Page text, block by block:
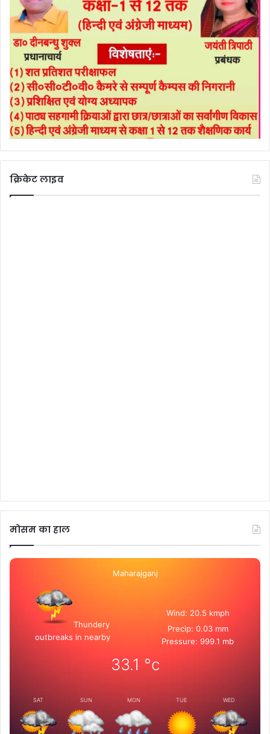
क्रिकेट लाइव
मोसम का हाल
Maharajganj
Thundery
outbreaks in nearby
Wind: 20.5 kmph
Precip: 0.03 mm
Pressure: 999.1 mb
33.1 °c
SAT SUN MON TUE WED